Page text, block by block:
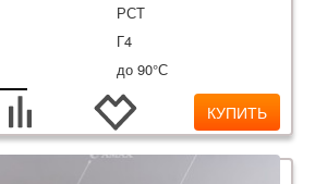
РСТ
Г4
до 90°С
КУПИТЬ